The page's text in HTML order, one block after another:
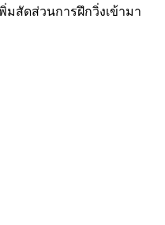
สัดส่วนการฝึกวิ่งเข้ามา